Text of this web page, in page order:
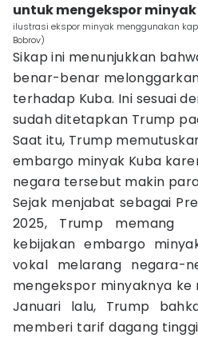
untuk mengekspor minyak
ilustrasi ekspor minyak menggunakan
Bobrov)
Sikap ini menunjukkan
benar-benar
terhadap Kuba. Ini sesuai
sudah ditetapkan Trump
Saat itu, Trump
embargo minyak Kuba
negara tersebut makin
Sejak menjabat sebagai
2025, Trump memang
kebijakan embargo
vokal melarang negara-
mengekspor minyaknya
Januari lalu, Trump
memberi tarif dagang